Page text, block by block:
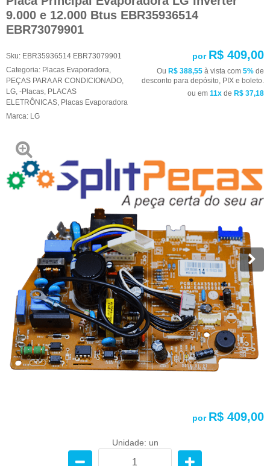
9.000 e 12.000 Btus EBR35936514
EBR73079901
Sku: EBR35936514 EBR73079901
Categoria: Placas Evaporadora
PEÇAS PARA AR CONDICIONADO
LG -Placas PLACAS
ELETRÔNICAS Placas Evaporadora
Marca: LG
por R$ 409,00
Ou R$ 388,55 à vista com 5% de
desconto para depósito, PIX e boleto.
ou em 11x de R$ 37,18
por R$ 409,00
Unidade: un